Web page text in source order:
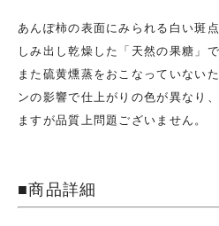
あんぽ柿の表面にみられる白い斑
しみ出し乾燥した「天然の果糖」で
また硫黄燻蒸をおこなっていない
ンの影響で仕上がりの色が異なり
ますが品質上問題ございません。
■商品詳細